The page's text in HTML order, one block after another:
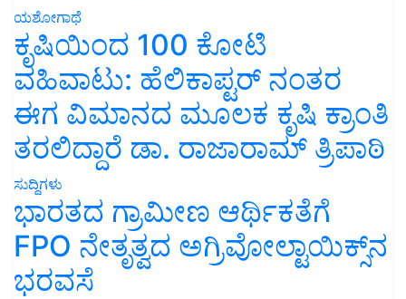
ಯಶೋಗಾಥೆ
ಕೃಷಿಯಿಂದ 100 ಕೋಟಿ
ವಹಿವಾಟು: ಹೆಲಿಕಾಪ್ಟರ್ ನಂತರ
ಈಗ ವಿಮಾನದ ಮೂಲಕ ಕೃಷಿ ಕ್ರಾಂತಿ
ತರಲಿದ್ದಾರೆ ಡಾ. ರಾಜಾರಾಮ್ ತ್ರಿಪಾಠಿ
ಸುದ್ದಿಗಳು
ಭಾರತದ ಗ್ರಾಮೀಣ ಆರ್ಥಿಕತೆಗೆ
FPO ನೇತೃತ್ವದ ಅಗ್ರಿವೋಲ್ಟಾಯಿಕ್ಸ್‌ನ
ಭರವಸೆ